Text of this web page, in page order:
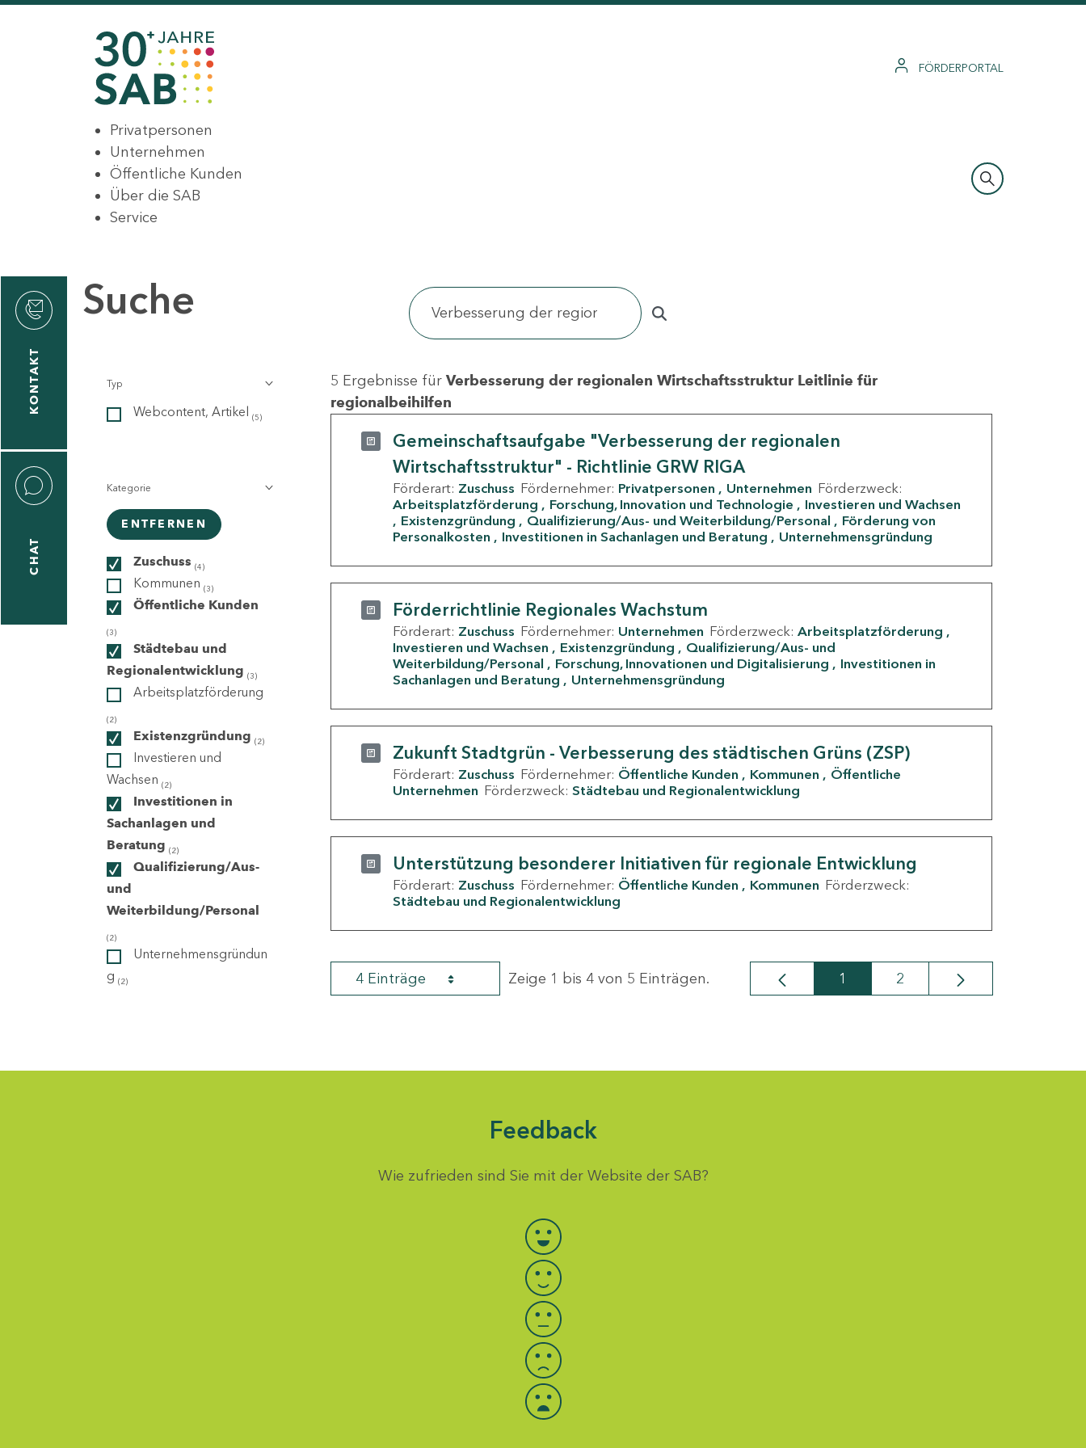
FÖRDERPORTAL
Privatpersonen
Unternehmen
Öffentliche Kunden
Über die SAB
Service
KONTAKT
CHAT
Suche
Typ
Webcontent, Artikel (5)
Kategorie
ENTFERNEN
Zuschuss (4)
Kommunen (3)
Öffentliche Kunden
(3)
Städtebau und
Regionalentwicklung (3)
Arbeitsplatzförderung
(2)
Existenzgründung (2)
Investieren und
Wachsen (2)
Investitionen in
Sachanlagen und
Beratung (2)
Qualifizierung/Aus-
und
Weiterbildung/Personal
(2)
Unternehmensgründun
g (2)
5 Ergebnisse für Verbesserung der regionalen Wirtschaftsstruktur Leitlinie für
regionalbeihilfen
Gemeinschaftsaufgabe "Verbesserung der regionalen
Wirtschaftsstruktur" - Richtlinie GRW RIGA
Förderart: Zuschuss Fördernehmer: Privatpersonen Unternehmen Förderzweck:
Arbeitsplatzförderung
Forschung, Innovation und Technologie
Investieren und Wachsen
Existenzgründung
Qualifizierung/Aus- und Weiterbildung/Personal
Förderung von
Personalkosten
Investitionen in Sachanlagen und Beratung Unternehmensgründung
Förderrichtlinie Regionales Wachstum
Förderart: Zuschuss Fördernehmer: Unternehmen Förderzweck: Arbeitsplatzförderung
Investieren und Wachsen
Existenzgründung
Qualifizierung/Aus- und
Weiterbildung/Personal
Forschung, Innovationen und Digitalisierung
Investitionen in
Sachanlagen und Beratung
Unternehmensgründung
Zukunft Stadtgrün - Verbesserung des städtischen Grüns (ZSP)
Förderart: Zuschuss Fördernehmer: Öffentliche Kunden Kommunen
Öffentliche
Unternehmen Förderzweck: Städtebau und Regionalentwicklung
Unterstützung besonderer Initiativen für regionale Entwicklung
Förderart: Zuschuss Fördernehmer: Öffentliche Kunden Kommunen Förderzweck:
Städtebau und Regionalentwicklung
4 Einträge Zeige 1 bis 4 von 5 Einträgen. Seite
1 Seite
2
Feedback
Wie zufrieden sind Sie mit der Website der SAB?
Bewertung auswählen